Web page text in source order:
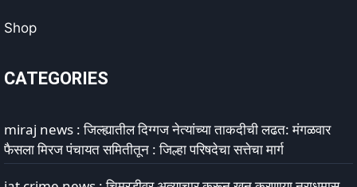
Shop
CATEGORIES
miraj news : जिल्ह्यातील दिग्गज नेत्यांच्या ताकदीची लढत: मंगळवार
फैसला मिरज पंचायत समितीतून : जिल्हा परिषदेचा सत्तेचा मार्ग